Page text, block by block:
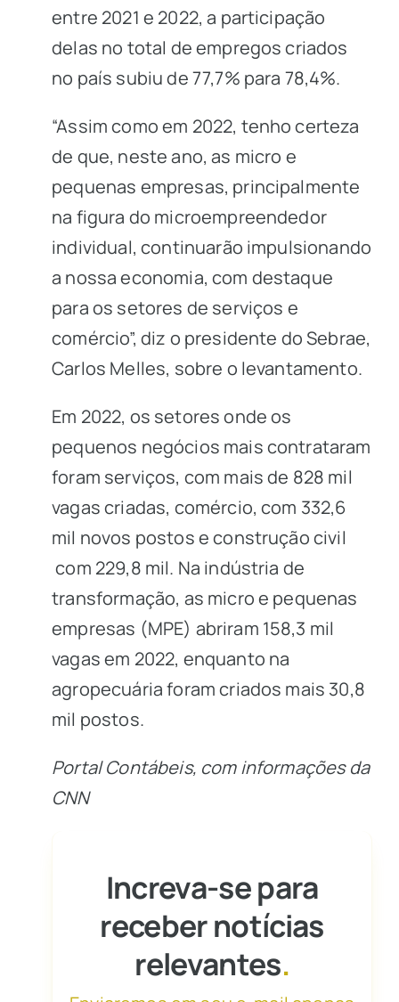
entre 2021 e 2022, a participação
delas no total de empregos criados
no país subiu de 77,7% para 78,4%.
“Assim como em 2022, tenho certeza
de que, neste ano, as micro e
pequenas empresas, principalmente
na figura do microempreendedor
individual, continuarão impulsionando
a nossa economia, com destaque
para os setores de serviços e
comércio”, diz o presidente do Sebrae,
Carlos Melles, sobre o levantamento.
Em 2022, os setores onde os
pequenos negócios mais contrataram
foram serviços, com mais de 828 mil
vagas criadas, comércio, com 332,6
mil novos postos e construção civil
com 229,8 mil. Na indústria de
transformação, as micro e pequenas
empresas (MPE) abriram 158,3 mil
vagas em 2022, enquanto na
agropecuária foram criados mais 30,8
mil postos.
Portal Contábeis, com informações da
CNN
Increva-se para
receber notícias
relevantes.